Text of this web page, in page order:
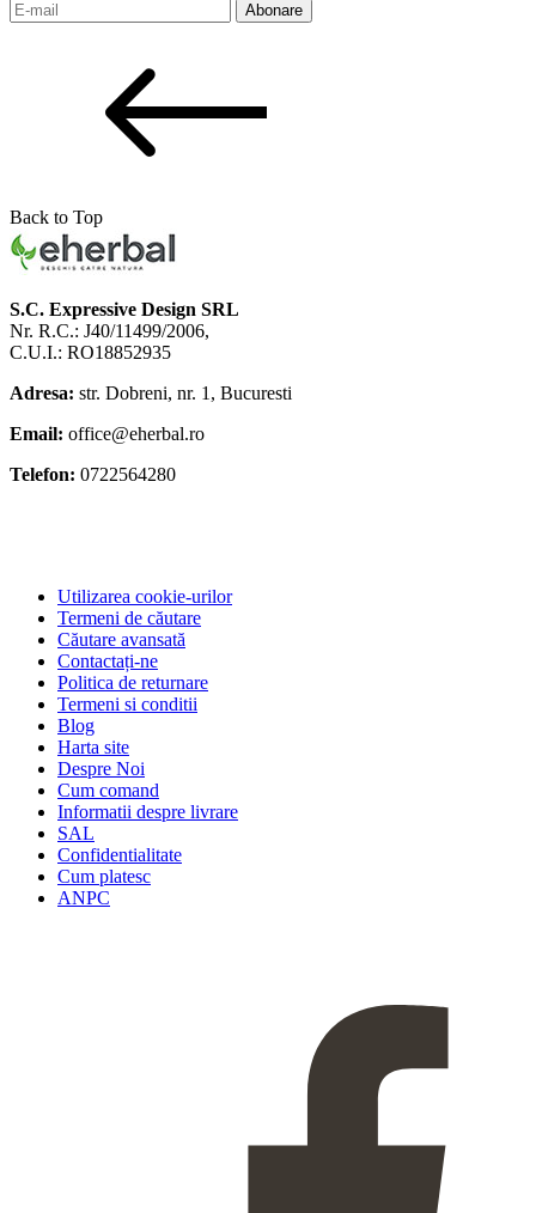
Abonare
Back to Top
S.C. Expressive Design SRL
Nr. R.C.: J40/11499/2006,
C.U.I.: RO18852935
Adresa: str. Dobreni, nr. 1, Bucuresti
Email: office@eherbal.ro
Telefon: 0722564280
Utilizarea cookie-urilor
Termeni de căutare
Căutare avansată
Contactați-ne
Politica de returnare
Termeni si conditii
Blog
Harta site
Despre Noi
Cum comand
Informatii despre livrare
SAL
Confidentialitate
Cum platesc
ANPC